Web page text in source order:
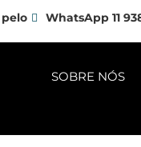
WhatsApp 11
SOBRE NÓS